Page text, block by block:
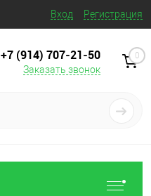
Вход Регистрация
+7 (914) 707‒21‒50
Заказать звонок
0